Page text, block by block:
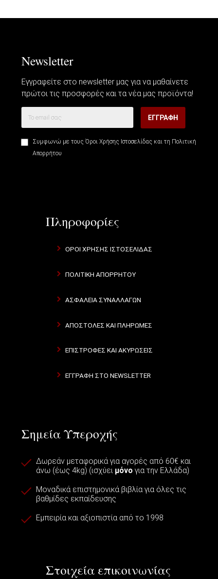
Newsletter
Εγγραφείτε στο newsletter μας για να μαθαίνετε
πρώτοι τις προσφορές και τα νέα μας προϊόντα!
ΕΓΓΡΑΦΗ
Συμφωνώ με τους Όροι Χρήσης Ιστοσελίδας και τη Πολιτική
Απορρήτου
Πληροφορίες
ΟΡΟΙ ΧΡΗΣΗΣ ΙΣΤΟΣΕΛΙΔΑΣ
ΠΟΛΙΤΙΚΗ ΑΠΟΡΡΗΤΟΥ
ΑΣΦΑΛΕΙΑ ΣΥΝΑΛΛΑΓΩΝ
ΑΠΟΣΤΟΛΕΣ ΚΑΙ ΠΛΗΡΩΜΕΣ
ΕΠΙΣΤΡΟΦΕΣ ΚΑΙ ΑΚΥΡΩΣΕΙΣ
ΕΓΓΡΑΦΗ ΣΤΟ NEWSLETTER
Σημεία Υπεροχής
Δωρεάν μεταφορικά για αγορές από 60€ και
άνω (έως 4kg) (ισχύει μόνο για την Ελλάδα)
Μοναδικά επιστημονικά βιβλία για όλες τις
βαθμίδες εκπαίδευσης
Εμπειρία και αξιοπιστία από το 1998
Στοιχεία επικοινωνίας